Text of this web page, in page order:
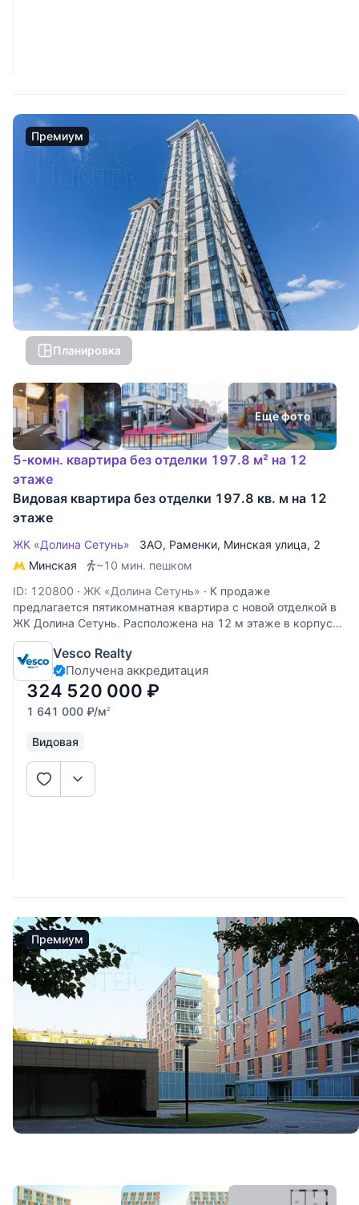
Премиум
Планировка
Еще фото
5-комн. квартира без отделки 197.8 м² на 12
этаже
Видовая квартира без отделки 197.8 кв. м на 12
этаже
ЖК «Долина Сетунь» ЗАО, Раменки, Минская улица, 2
Минская
~10 мин. пешком
ID: 120800 · ЖК «Долина Сетунь» · К продаже
предлагается пятикомнатная квартира с новой отделкой в
ЖК Долина Сетунь. Расположена на 12 м этаже в корпусе
А, общая площадь 197.8 кв.м. Функциональная
планировка: кухня, гостиная, мастер спальня с
гардеробной и ванной комнатой, 2
Vesco Realty
Получена аккредитация
324 520 000 ₽
1 641 000 ₽/м2
Видовая
Премиум